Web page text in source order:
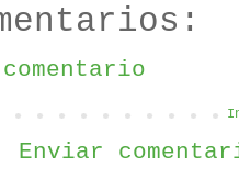
Enviar